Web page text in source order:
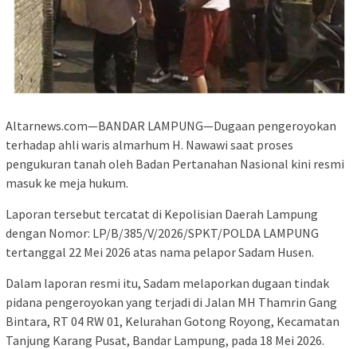
Altarnews.com—BANDAR LAMPUNG—Dugaan pengeroyokan
terhadap ahli waris almarhum H. Nawawi saat proses
pengukuran tanah oleh Badan Pertanahan Nasional kini resmi
masuk ke meja hukum.
Laporan tersebut tercatat di Kepolisian Daerah Lampung
dengan Nomor: LP/B/385/V/2026/SPKT/POLDA LAMPUNG
tertanggal 22 Mei 2026 atas nama pelapor Sadam Husen.
Dalam laporan resmi itu, Sadam melaporkan dugaan tindak
pidana pengeroyokan yang terjadi di Jalan MH Thamrin Gang
Bintara, RT 04 RW 01, Kelurahan Gotong Royong, Kecamatan
Tanjung Karang Pusat, Bandar Lampung, pada 18 Mei 2026.